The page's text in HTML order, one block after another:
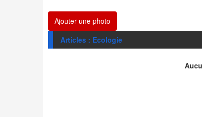
Ajouter une photo
Articles : Ecologie